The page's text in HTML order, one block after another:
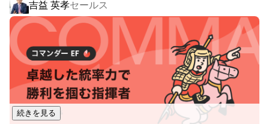
・合弁形態を含む風力発電事業の経営並びに経営指導
・風向、風速、騒音等に関するデータの収集、処理、分析、
解析、精査および受託業務
・風力発電所のオペレーション業務および受託業務
・風力発電機械設備の保守・補修業務および受託業務
■洋上風力発電事業においてもリーディングカンパニーを目指
す■
2030年を目安に、陸上の風力総発電量を90万kwにまで引き
吉益 英孝セールス
続きを見る